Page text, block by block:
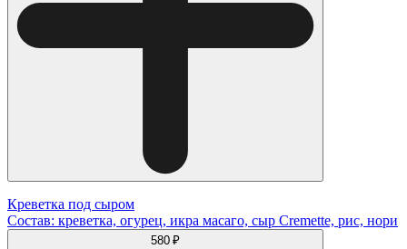
Креветка под сыром
Состав: креветка, огурец, икра масаго, сыр Cremette, рис, нори
580 ₽